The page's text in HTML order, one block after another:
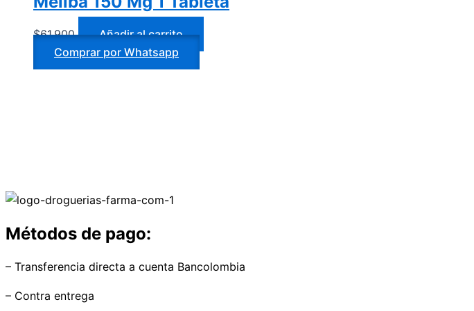
$61.900
Añadir al carrito
Comprar por Whatsapp
Métodos de pago:
– Transferencia directa a cuenta Bancolombia
– Contra entrega